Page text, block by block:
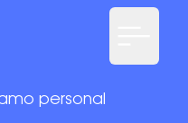
personal